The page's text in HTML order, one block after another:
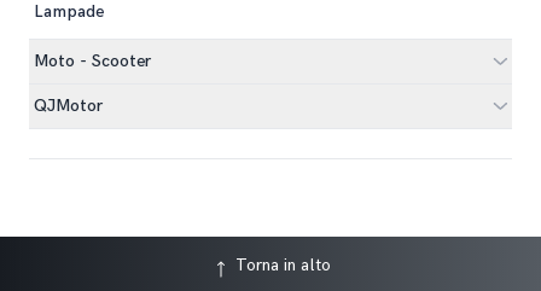
Lampade
Moto - Scooter
QJMotor
Torna in alto